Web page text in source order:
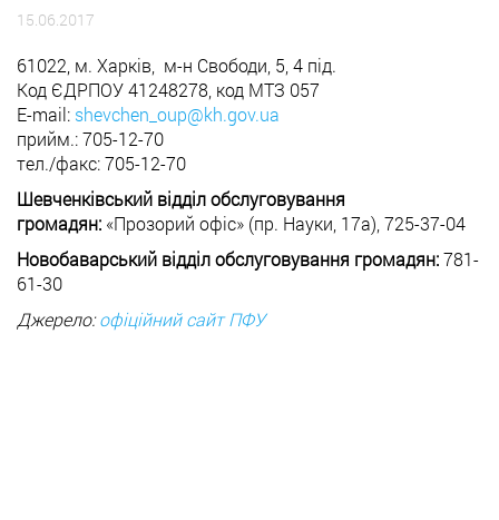
15.06.2017
61022, м. Харків, м-н Свободи, 5, 4 під.
Код ЄДРПОУ 41248278, код МТЗ 057
E-mail: shevchen_oup@kh.gov.ua
прийм.: 705-12-70
тел./факс: 705-12-70
Шевченківський відділ обслуговування
громадян: «Прозорий офіс» (пр. Науки, 17а), 725-37-04
Новобаварський відділ обслуговування громадян:781-
61-30
Джерело:офіційний сайт ПФУ